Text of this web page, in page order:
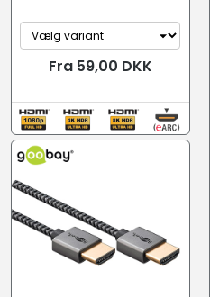
Fra 59,00 DKK